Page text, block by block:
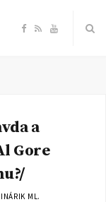
F
e
R Y
a
Gore
ML.